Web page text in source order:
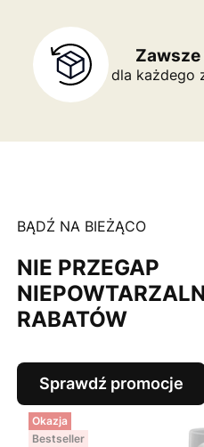
Zawsze
dla każdego
BĄDŹ NA BIEŻĄCO
NIE PRZEGAP
RABATÓW
Sprawdź promocje
Okazja
Bestseller